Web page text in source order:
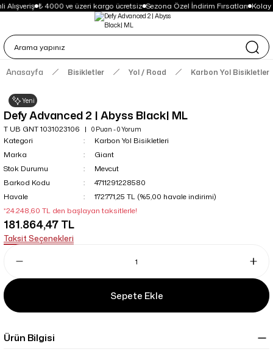
Alışveriş ₺ 4000 ve üzeri kargo ücretsiz Sezona Özel İndirim Fırsatları Kolay
Anasayfa Bisikletler Yol / Road Karbon Yol Bisikletleri
Yeni
Defy Advanced 2 | Abyss Black| ML
T UB GNT 1031023106 0 Puan - 0 Yorum
Kategori
Karbon Yol Bisikletleri
Marka
Giant
Stok Durumu
Mevcut
Barkod Kodu
4711291228580
Havale
172.771,25 TL (%5,00 havale indirimi)
*24.248,60 TL den başlayan taksitlerle!
181.864,47 TL
Taksit Seçenekleri
Sepete Ekle
Ürün Bilgisi